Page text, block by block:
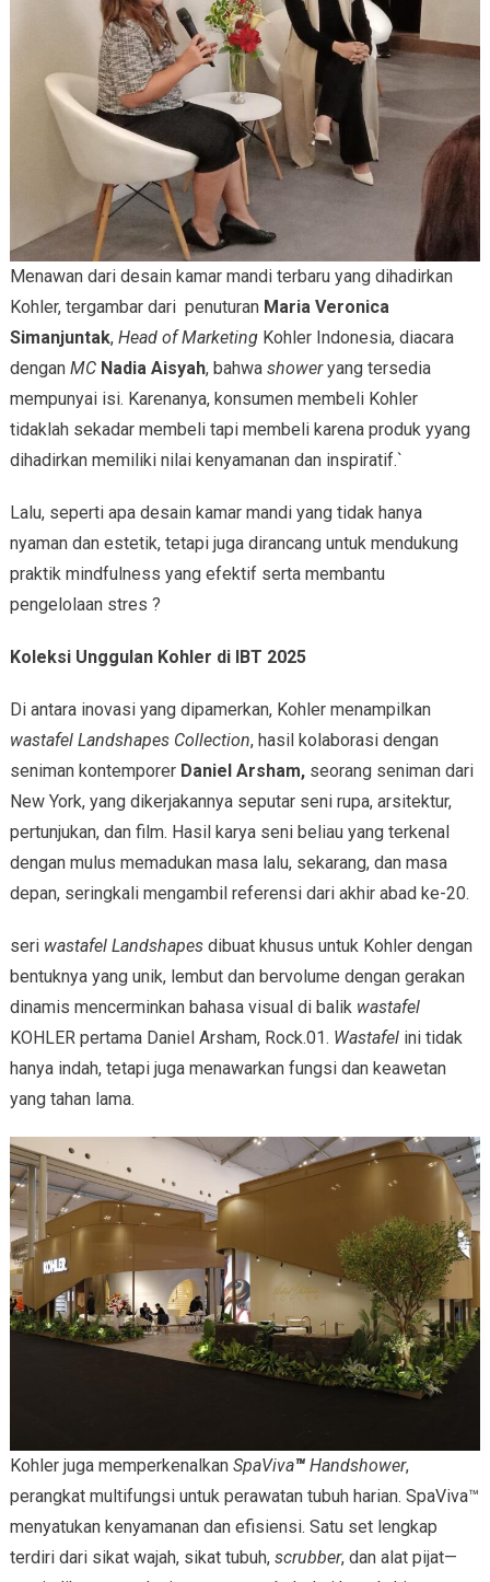
Menawan dari desain kamar mandi terbaru yang dihadirkan
Kohler, tergambar dari penuturan Maria Veronica
Simanjuntak, Head of MarketingKohler Indonesia, diacara
dengan MC Nadia Aisyah, bahwa showeryang tersedia
mempunyai isi. Karenanya, konsumen membeli Kohler
tidaklah sekadar membeli tapi membeli karena produk yyang
dihadirkan memiliki nilai kenyamanan dan inspiratif.`
Lalu, seperti apa desain kamar mandi yang tidak hanya
nyaman dan estetik, tetapi juga dirancang untuk mendukung
praktik mindfulness yang efektif serta membantu
pengelolaan stres ?
Koleksi Unggulan Kohler di IBT 2025
Di antara inovasi yang dipamerkan, Kohler menampilkan
wastafel Landshapes Collection, hasil kolaborasi dengan
seniman kontemporer Daniel Arsham, seorang seniman dari
New York, yang dikerjakannya seputar seni rupa, arsitektur,
pertunjukan, dan film. Hasil karya seni beliau yang terkenal
dengan mulus memadukan masa lalu, sekarang, dan masa
depan, seringkali mengambil referensi dari akhir abad ke-20.
seri wastafel Landshapesdibuat khusus untuk Kohler dengan
bentuknya yang unik, lembut dan bervolume dengan gerakan
dinamis mencerminkan bahasa visual di balik wastafel
KOHLER pertama Daniel Arsham, Rock.01. Wastafelini tidak
hanya indah, tetapi juga menawarkan fungsi dan keawetan
yang tahan lama.
Kohler juga memperkenalkan SpaViva™ Handshower,
perangkat multifungsi untuk perawatan tubuh harian. SpaViva™
menyatukan kenyamanan dan efisiensi. Satu set lengkap
terdiri dari sikat wajah, sikat tubuh, scrubber, dan alat pijat—